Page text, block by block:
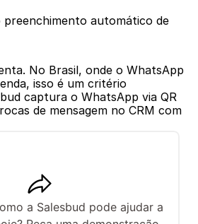
automático de
No Brasil, onde o WhatsApp
isso é um critério
captura o WhatsApp via QR
de mensagem no CRM com
a Salesbud pode ajudar a